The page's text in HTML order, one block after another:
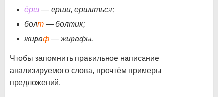
ёрш — ерши, ершиться;
болт — болтик;
жираф — жирафы.
Чтобы запомнить правильное написание
анализируемого слова, прочтём примеры
предложений.